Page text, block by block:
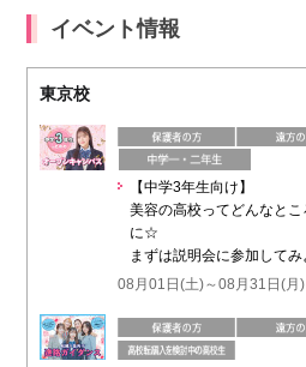
イベント情報
東京校
【中学3年生向け】
美容の高校ってどんなと
に☆
まずは説明会に参加してみ
08月01日(土)～08月31日(月)